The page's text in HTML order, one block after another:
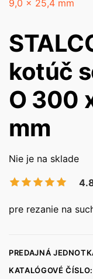
kotúč
O 300
mm
Nie je na sklade
pre rezanie na
PREDAJNÁ
KATALÓGOVÉ ČÍSLO: